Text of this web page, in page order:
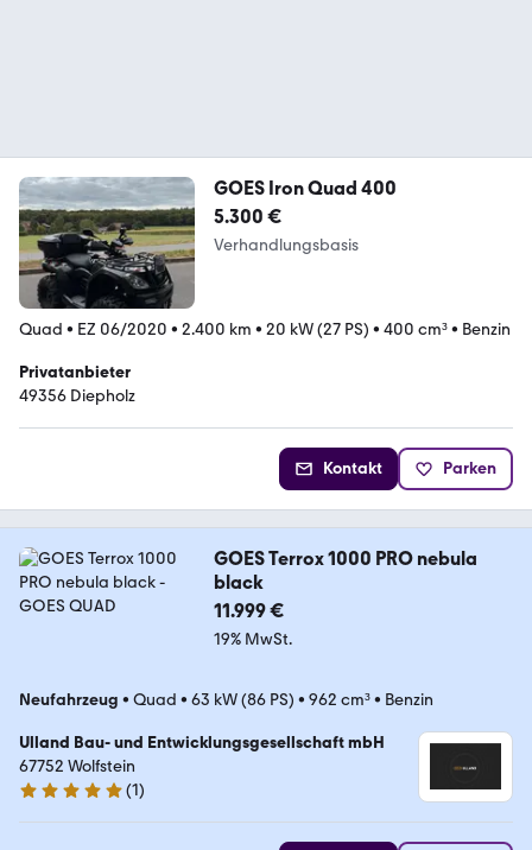
GOES Iron Quad 400
5.300 €
Verhandlungsbasis
Quad • EZ 06/2020 • 2.400 km • 20 kW (27 PS) • 400 cm³• Benzin
Privatanbieter
49356 Diepholz
Kontakt Parken
GOES Terrox 1000 PRO nebula
black
11.999 €
19% MwSt.
Neufahrzeug • Quad • 63 kW (86 PS) • 962 cm³• Benzin
Ulland Bau- und Entwicklungsgesellschaft mbH
67752 Wolfstein
5 Sterne
(1)